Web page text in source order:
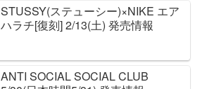
STUSSY(ステューシー)×NIKE エア
ハラチ[復刻] 2/13(土) 発売情報
ANTI SOCIAL SOCIAL CLUB